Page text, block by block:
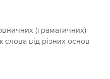
(граматичних)
від різних основ